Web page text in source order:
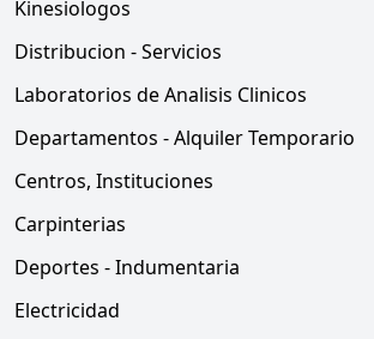
Kinesiologos
Distribucion - Servicios
Laboratorios de Analisis Clinicos
Departamentos - Alquiler Temporario
Centros, Instituciones
Carpinterias
Deportes - Indumentaria
Electricidad